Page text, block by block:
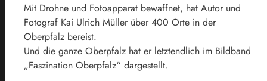
Mit Drohne und Fotoapparat bewaffnet, hat Autor und
Fotograf Kai Ulrich Müller über 400 Orte in der
Oberpfalz bereist.
Und die ganze Oberpfalz hat er letztendlich im Bildband
„Faszination Oberpfalz“ dargestellt.